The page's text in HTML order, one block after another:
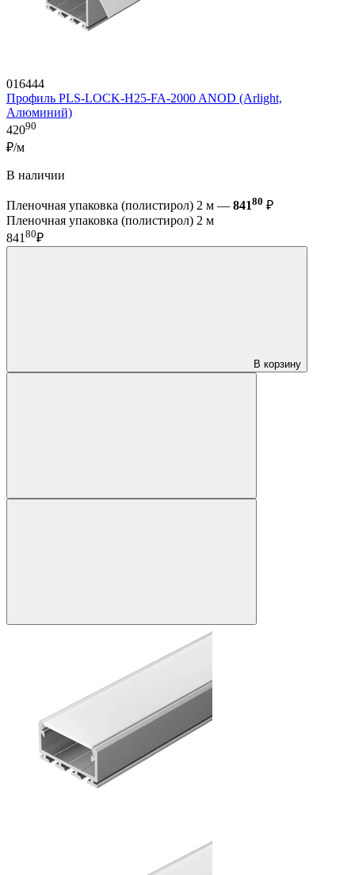
016444
Профиль PLS-LOCK-H25-FA-2000 ANOD (Arlight,
Алюминий)
42090
₽/м
В наличии
Пленочная упаковка (полистирол) 2 м — 84180 ₽
Пленочная упаковка (полистирол) 2 м
84180₽
В корзину